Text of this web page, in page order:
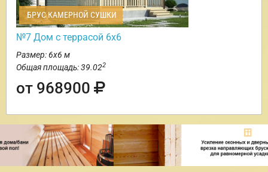
БРУС КАМЕРНОЙ СУШКИ
№7 Дом с террасой 6х6
Размер: 6х6 м
Общая площадь: 39.022
от 968900